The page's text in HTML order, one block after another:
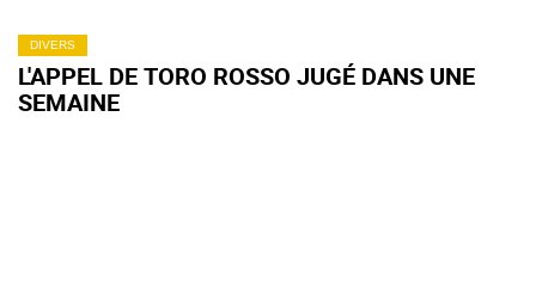
DIVERS
L'APPEL DE TORO ROSSO JUGÉ DANS UNE
SEMAINE